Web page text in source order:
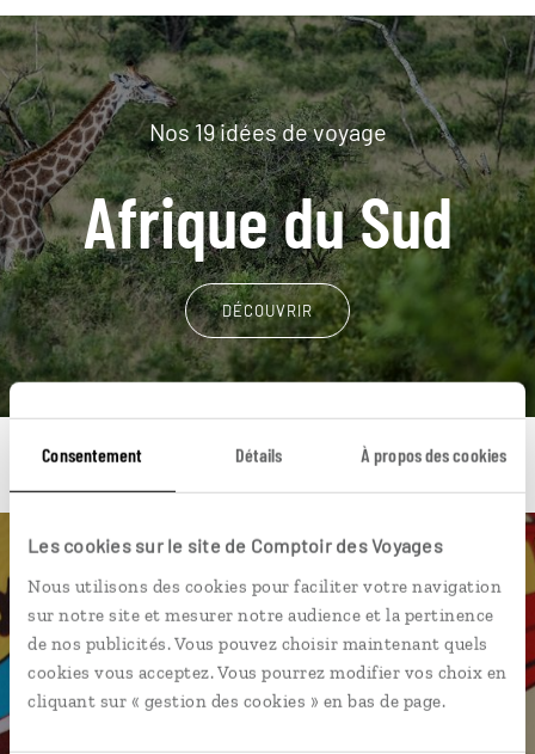
Consentement Détails À propos des cookies
Les cookies sur le site de Comptoir des Voyages
Nous utilisons des cookies pour faciliter votre navigation
sur notre site et mesurer notre audience et la pertinence
de nos publicités. Vous pouvez choisir maintenant quels
cookies vous acceptez. Vous pourrez modifier vos choix en
cliquant sur « gestion des cookies » en bas de page.
Nos 19 idées de voyage
Afrique du Sud
DÉCOUVRIR
Une envie de voyage
particulière ?